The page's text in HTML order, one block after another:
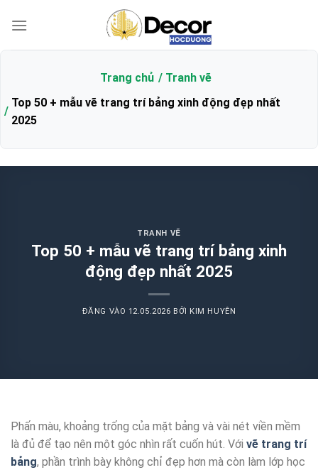
qua
Trang chủ
Tranh vẽ
Top 50 + mẫu vẽ trang trí bảng xinh động đẹp nhất
2025
TRANH VẼ
Top 50 + mẫu vẽ trang trí bảng xinh
động đẹp nhất 2025
ĐĂNG VÀO 12.05.2026 BỞI KIM HUYÊN
Phấn màu, khoảng trống của mặt bảng và vài nét viền mềm
là đủ để tạo nên một góc nhìn rất cuốn hút. Với vẽ trang trí
bảng, phần trình bày không chỉ đẹp hơn mà còn làm lớp học